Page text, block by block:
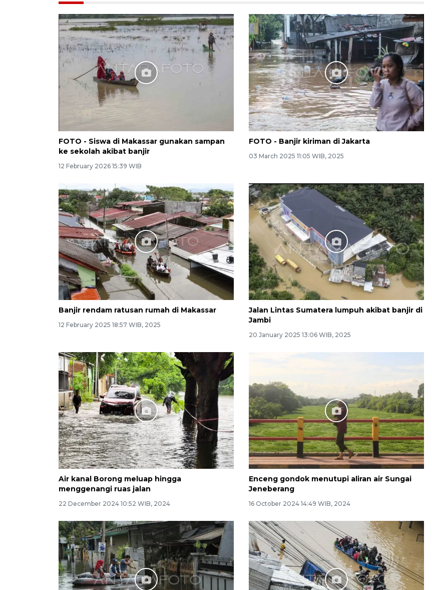
FOTO - Siswa di Makassar gunakan sampan
ke sekolah akibat banjir
12 February 2026 15:39 WIB
FOTO - Banjir kiriman di Jakarta
03 March 2025 11:05 WIB, 2025
Banjir rendam ratusan rumah di Makassar
12 February 2025 18:57 WIB, 2025
Jalan Lintas Sumatera lumpuh akibat banjir di
Jambi
20 January 2025 13:06 WIB, 2025
Air kanal Borong meluap hingga
menggenangi ruas jalan
22 December 2024 10:52 WIB, 2024
Enceng gondok menutupi aliran air Sungai
Jeneberang
16 October 2024 14:49 WIB, 2024